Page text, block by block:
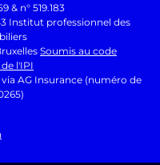
& n° 519.183
Institut professionnel des
Soumis au code
l'IPI
AG Insurance (numéro de